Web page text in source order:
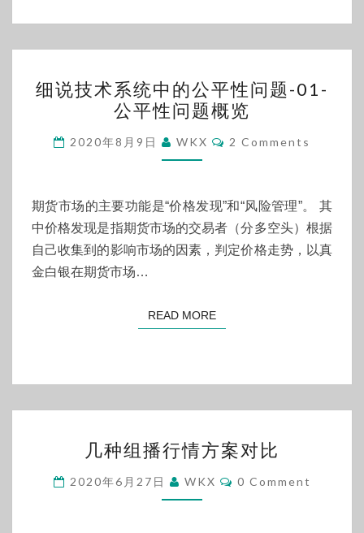
分
析
说
技
术
系
中
的
公
问
题
览
细说技术系统中的公平性问题-01-
公平性问题概览
2020年8月9日 WKX Comments
2 Comments
期货市场的主要功能是“价格发现”和“风险管理”。 其
中价格发现是指期货市场的交易者（分多空头）根据
自己收集到的影响市场的因素，判定价格走势，以真
金白银在期货市场…
READ MOREREAD MORE
种
组
播
几种组播行情方案对比
2020年6月27日 WKX Comments
0 Comment